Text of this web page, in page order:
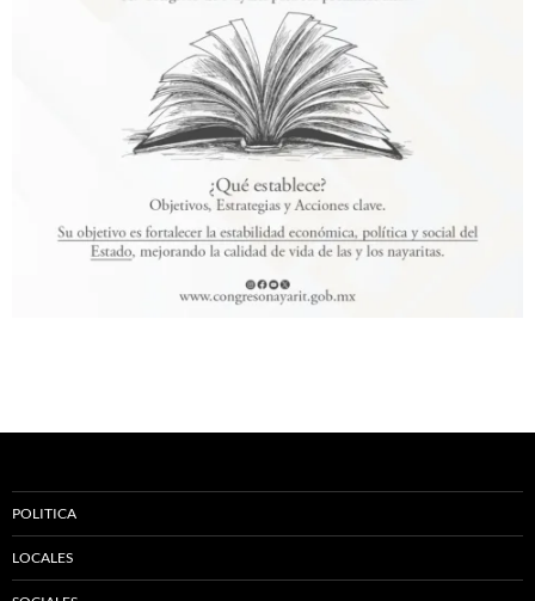
POLITICA
LOCALES